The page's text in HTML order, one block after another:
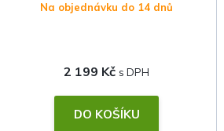
Na objednávku do 14 dnů
2 199 Kč
DO KOŠÍKU